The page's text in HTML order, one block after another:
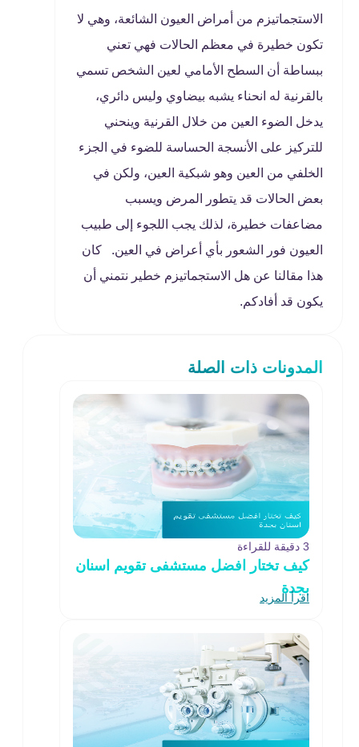
الاستجماتيزم من أمراض العيون الشائعة، وهي لا
تكون خطيرة في معظم الحالات فهي تعني
ببساطة أن السطح الأمامي لعين الشخص تسمي
بالقرنية له انحناء يشبه بيضاوي وليس دائري،
يدخل الضوء العين من خلال القرنية وينحني
للتركيز على الأنسجة الحساسة للضوء في الجزء
الخلفي من العين وهو شبكية العين، ولكن في
بعض الحالات قد يتطور المرض ويسبب
مضاعفات خطيرة، لذلك يجب اللجوء إلى طبيب
العيون فور الشعور بأي أعراض في العين. كان
هذا مقالنا عن هل الاستجماتيزم خطير نتمني أن
يكون قد أفادكم.
المدونات ذات الصلة
3 دقيقة للقراءة
كيف تختار افضل مستشفى تقويم اسنان
بجدة
اقرأ المزيد